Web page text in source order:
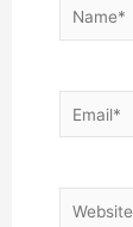
Name*
Email*
Website